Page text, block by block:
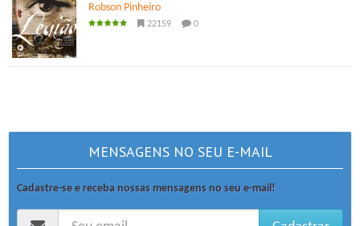
Robson Pinheiro
22159 0
MENSAGENS NO SEU E-MAIL
Cadastre-se e receba nossas mensagens no seu e-mail!